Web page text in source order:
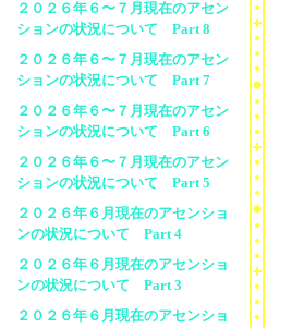
２０２６年６〜７月現在のアセン
ションの状況について Part 8
２０２６年６〜７月現在のアセン
ションの状況について Part 7
２０２６年６〜７月現在のアセン
ションの状況について Part 6
２０２６年６〜７月現在のアセン
ションの状況について Part 5
２０２６年６月現在のアセンショ
ンの状況について Part 4
２０２６年６月現在のアセンショ
ンの状況について Part 3
２０２６年６月現在のアセンショ